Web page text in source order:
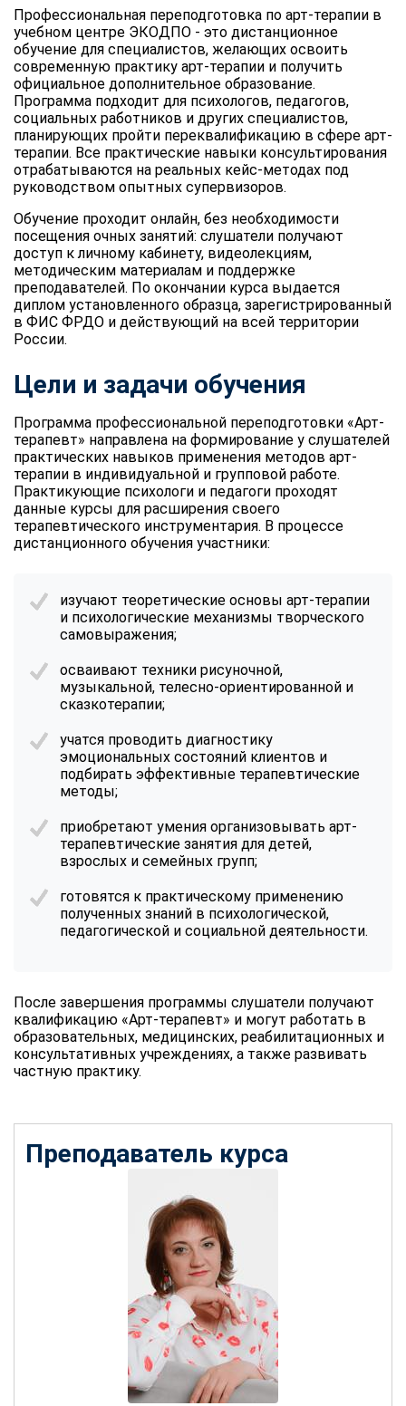
Профессиональная переподготовка по арт-терапии в
учебном центре ЭКОДПО - это дистанционное
обучение для специалистов, желающих освоить
современную практику арт-терапии и получить
официальное дополнительное образование.
Программа подходит для психологов, педагогов,
социальных работников и других специалистов,
планирующих пройти переквалификацию в сфере арт-
терапии. Все практические навыки консультирования
отрабатываются на реальных кейс-методах под
руководством опытных супервизоров.
Обучение проходит онлайн, без необходимости
посещения очных занятий: слушатели получают
доступ к личному кабинету, видеолекциям,
методическим материалам и поддержке
преподавателей. По окончании курса выдается
диплом установленного образца, зарегистрированный
в ФИС ФРДО и действующий на всей территории
России.
Цели и задачи обучения
Программа профессиональной переподготовки «Арт-
терапевт» направлена на формирование у слушателей
практических навыков применения методов арт-
терапии в индивидуальной и групповой работе.
Практикующие психологи и педагоги проходят
данные курсы для расширения своего
терапевтического инструментария. В процессе
дистанционного обучения участники:
изучают теоретические основы арт-терапии
и психологические механизмы творческого
самовыражения;
осваивают техники рисуночной,
музыкальной, телесно-ориентированной и
сказкотерапии;
учатся проводить диагностику
эмоциональных состояний клиентов и
подбирать эффективные терапевтические
методы;
приобретают умения организовывать арт-
терапевтические занятия для детей,
взрослых и семейных групп;
готовятся к практическому применению
полученных знаний в психологической,
педагогической и социальной деятельности.
После завершения программы слушатели получают
квалификацию «Арт-терапевт» и могут работать в
образовательных, медицинских, реабилитационных и
консультативных учреждениях, а также развивать
частную практику.
Преподаватель курса